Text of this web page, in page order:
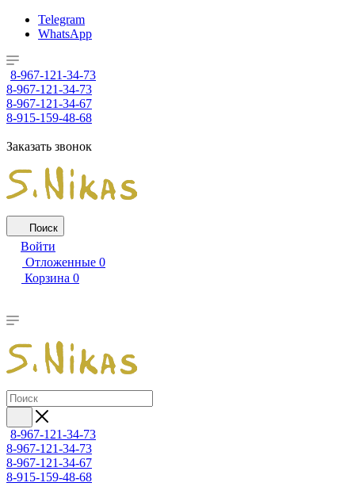
Telegram
WhatsApp
8-967-121-34-73
8-967-121-34-73
8-967-121-34-67
8-915-159-48-68
Заказать звонок
Поиск
Войти
Отложенные 0
Корзина 0
8-967-121-34-73
8-967-121-34-73
8-967-121-34-67
8-915-159-48-68